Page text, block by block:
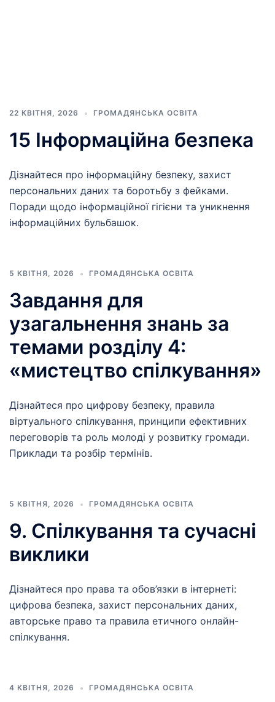
22 КВІТНЯ, 2026 ГРОМАДЯНСЬКА ОСВІТА
15 Інформаційна безпека
Дізнайтеся про інформаційну безпеку, захист
персональних даних та боротьбу з фейками.
Поради щодо інформаційної гігієни та уникнення
інформаційних бульбашок.
5 КВІТНЯ, 2026 ГРОМАДЯНСЬКА ОСВІТА
Завдання для
узагальнення знань за
темами розділу 4:
«мистецтво спілкування»
Дізнайтеся про цифрову безпеку, правила
віртуального спілкування, принципи ефективних
переговорів та роль молоді у розвитку громади.
Приклади та розбір термінів.
5 КВІТНЯ, 2026 ГРОМАДЯНСЬКА ОСВІТА
9. Спілкування та сучасні
виклики
Дізнайтеся про права та обов’язки в інтернеті:
цифрова безпека, захист персональних даних,
авторське право та правила етичного онлайн-
спілкування.
4 КВІТНЯ, 2026 ГРОМАДЯНСЬКА ОСВІТА